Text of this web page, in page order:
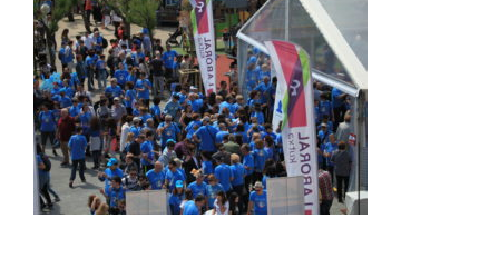
AUTISMOA
KOMUNIKAZIOA
ZERBITZUAK
BERRIAK
HARREMANETARAKO